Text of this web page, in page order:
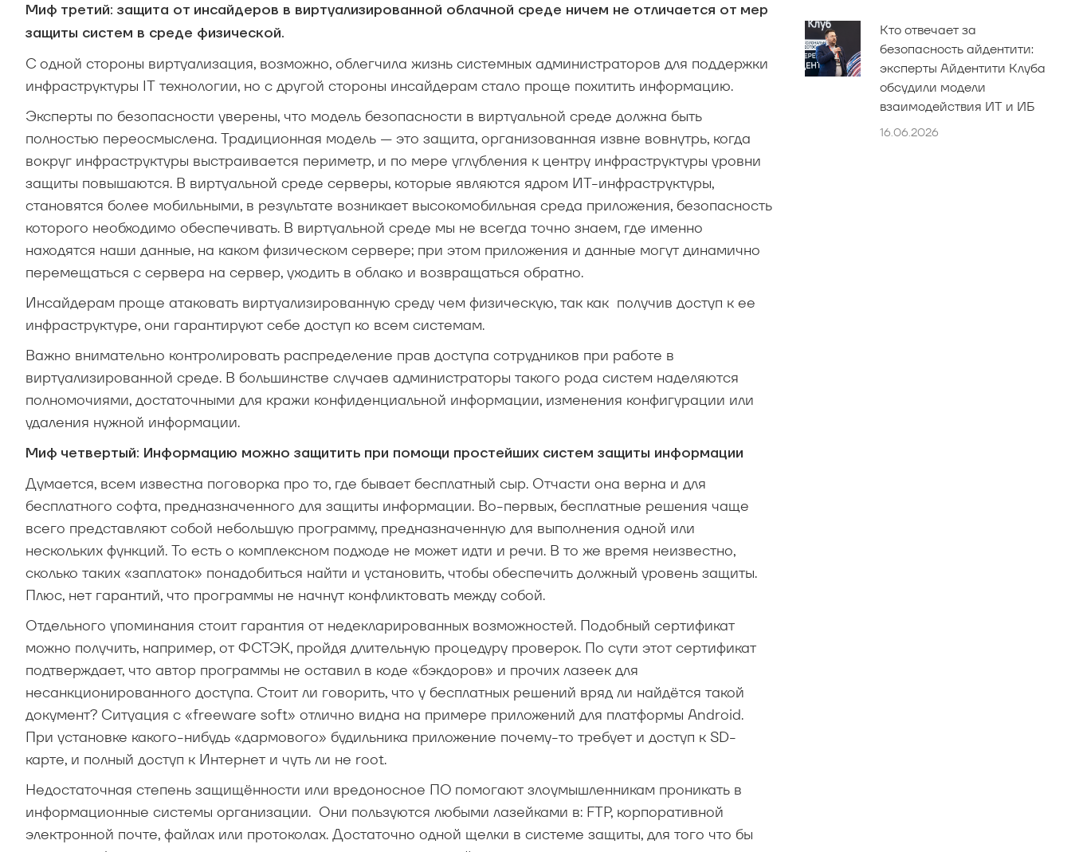
Миф третий: защита от инсайдеров в виртуализированной облачной среде ничем не отличается от мер
защиты систем в среде физической.
С одной стороны виртуализация, возможно, облегчила жизнь системных администраторов для поддержки
инфраструктуры IT технологии, но с другой стороны инсайдерам стало проще похитить информацию.
Эксперты по безопасности уверены, что модель безопасности в виртуальной среде должна быть
полностью переосмыслена. Традиционная модель — это защита, организованная извне вовнутрь, когда
вокруг инфраструктуры выстраивается периметр, и по мере углубления к центру инфраструктуры уровни
защиты повышаются. В виртуальной среде серверы, которые являются ядром ИТ-инфраструктуры,
становятся более мобильными, в результате возникает высокомобильная среда приложения, безопасность
которого необходимо обеспечивать. В виртуальной среде мы не всегда точно знаем, где именно
находятся наши дан­ные, на каком физическом сервере; при этом приложения и данные могут дина­мично
перемещаться с сервера на сервер, уходить в облако и возвращаться об­ратно.
Инсайдерам проще атаковать виртуализированную среду чем физическую, так как получив доступ к ее
инфраструктуре, они гарантируют себе доступ ко всем системам.
Важно внимательно контролировать распределение прав доступа сотрудников при работе в
виртуализированной среде. В большинстве случаев администраторы такого рода систем наделяются
полномочиями, достаточными для кражи конфиденциальной информации, изменения конфигурации или
удаления нужной информации.
Миф четвертый: Информацию можно защитить при помощи простейших систем защиты информации
Думается, всем известна поговорка про то, где бывает бесплатный сыр. Отчасти она верна и для
бесплатного софта, предназначенного для защиты информации. Во-первых, бесплатные решения чаще
всего представляют собой небольшую программу, предназначенную для выполнения одной или
нескольких функций. То есть о комплексном подходе не может идти и речи. В то же время неизвестно,
сколько таких «заплаток» понадобиться найти и установить, чтобы обеспечить должный уровень защиты.
Плюс, нет гарантий, что программы не начнут конфликтовать между собой.
Отдельного упоминания стоит гарантия от недекларированных возможностей. Подобный сертификат
можно получить, например, от ФСТЭК, пройдя длительную процедуру проверок. По сути этот сертификат
подтверждает, что автор программы не оставил в коде «бэкдоров» и прочих лазеек для
несанкционированного доступа. Стоит ли говорить, что у бесплатных решений вряд ли найдётся такой
документ? Ситуация с «freeware soft» отлично видна на примере приложений для платформы Android.
При установке какого-нибудь «дармового» будильника приложение почему-то требует и доступ к SD-
карте, и полный доступ к Интернет и чуть ли не root.
Недостаточная степень защищённости или вредоносное ПО помогают злоумышленникам проникать в
информационные системы организации. Они пользуются любыми лазейками в: FTP, корпоративной
электронной почте, файлах или протоколах. Достаточно одной щелки в системе защиты, для того что бы
Кто отвечает за
безопасность айдентити:
эксперты Айдентити Клуба
обсудили модели
взаимодействия ИТ и ИБ
16.06.2026